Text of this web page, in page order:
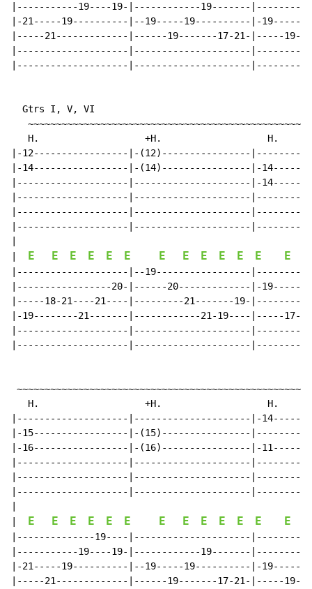
|-----------19----19-|------------19-------
|-21-----19----------|--19-----19----------|-
|-----21-------------|------19-------17-21-|-----
|--------------------|---------------------
|--------------------|---------------------
  Gtrs I, V, VI
H.                   +H.                   H.
|-12-----------------|-(12)----------------
|-14-----------------|-(14)----------------|-
|--------------------|---------------------|-
|--------------------|---------------------
|--------------------|---------------------
|--------------------|---------------------
E E E E E E E E E E E E E
|--------------------|--19-----------------
|-----------------20-|------20-------------|-
|-----18-21----21----|---------21-------19-
|-19--------21-------|------------21-19----|-----17-
|--------------------|---------------------
|--------------------|---------------------
H.                   +H.                   H.
|--------------------|---------------------|-
|-15-----------------|-(15)----------------
|-16-----------------|-(16)----------------|-
|--------------------|---------------------
|--------------------|---------------------
|--------------------|---------------------
E E E E E E E E E E E E E
|--------------19----|---------------------
|-----------19----19-|------------19-------
|-21-----19----------|--19-----19----------|-
|-----21-------------|------19-------17-21-|-----